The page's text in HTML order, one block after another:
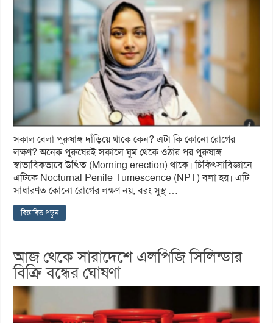
সকাল বেলা পুরুষাঙ্গ দাঁড়িয়ে থাকে কেন? এটা কি কোনো রোগের
লক্ষণ? অনেক পুরুষেরই সকালে ঘুম থেকে ওঠার পর পুরুষাঙ্গ
স্বাভাবিকভাবে উত্থিত (Morning erection) থাকে। চিকিৎসাবিজ্ঞানে
এটিকে Nocturnal Penile Tumescence (NPT) বলা হয়। এটি
সাধারণত কোনো রোগের লক্ষণ নয়, বরং সুস্থ …
বিস্তারিত পড়ুন
আজ থেকে সারাদেশে এলপিজি সিলিন্ডার
বিক্রি বন্ধের ঘোষণা